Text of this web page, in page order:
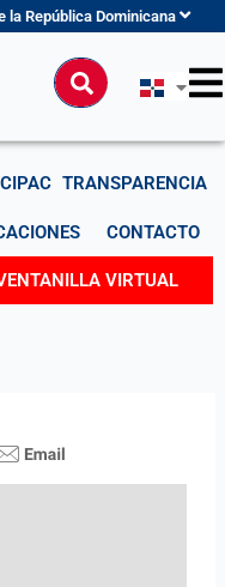
la República Dominicana
Buscar
CIPAC TRANSPARENCIA
CONTACTO
VIRTUAL